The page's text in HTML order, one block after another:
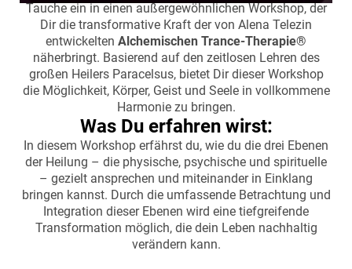
Tauche ein in einen außergewöhnlichen Workshop, der
Dir die transformative Kraft der von Alena Telezin
entwickelten Alchemischen Trance-Therapie®
näherbringt. Basierend auf den zeitlosen Lehren des
großen Heilers Paracelsus, bietet Dir dieser Workshop
die Möglichkeit, Körper, Geist und Seele in vollkommene
Harmonie zu bringen.
Was Du erfahren wirst:
In diesem Workshop erfährst du, wie du die drei Ebenen
der Heilung – die physische, psychische und spirituelle
– gezielt ansprechen und miteinander in Einklang
bringen kannst. Durch die umfassende Betrachtung und
Integration dieser Ebenen wird eine tiefgreifende
Transformation möglich, die dein Leben nachhaltig
verändern kann.